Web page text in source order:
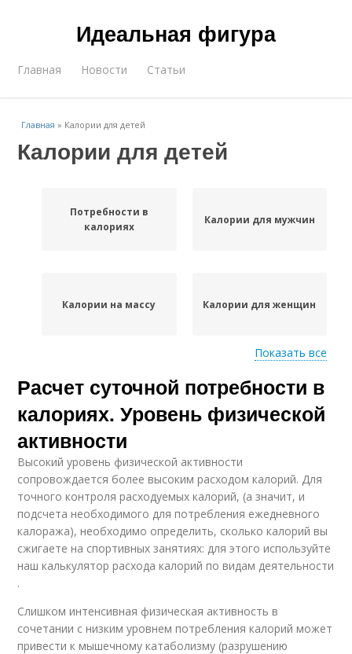
Идеальная фигура
Главная Новости Статьи
Главная » Калории для детей
Калории для детей
Потребности в
калориях
Калории для мужчин
Калории на массу Калории для женщин
Калории для ребенка
Калории для
похудения
Калории на
компьютер
Показать все
Расчет суточной потребности в
калориях. Уровень физической
активности
Высокий уровень физической активности
сопровождается более высоким расходом калорий. Для
точного контроля расходуемых калорий, (а значит, и
подсчета необходимого для потребления ежедневного
калоража), необходимо определить, сколько калорий вы
сжигаете на спортивных занятиях: для этого используйте
наш калькулятор расхода калорий по видам деятельности
.
Слишком интенсивная физическая активность в
сочетании с низким уровнем потребления калорий может
привести к мышечному катаболизму (разрушению